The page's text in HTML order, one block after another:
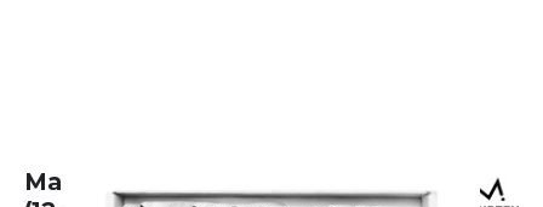
Maurten Gel 100 Caf 100 - Karton